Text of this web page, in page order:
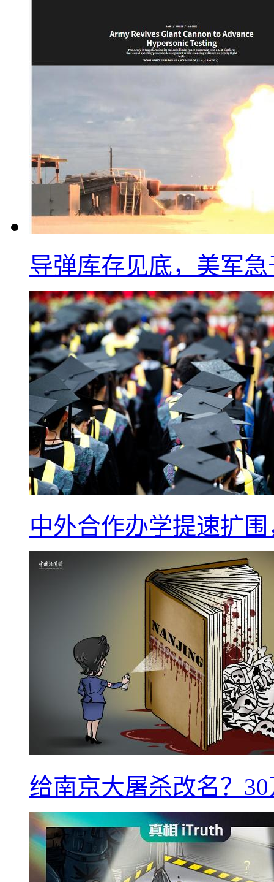
导弹库存见底，美军
中外合作办学提速扩
给南京大屠杀改名？